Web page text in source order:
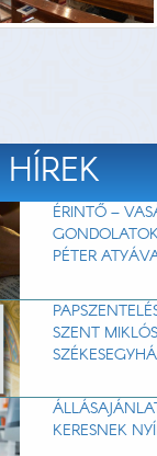
ÉRINTŐ –
PÉTER
SZENT
KERESNEK